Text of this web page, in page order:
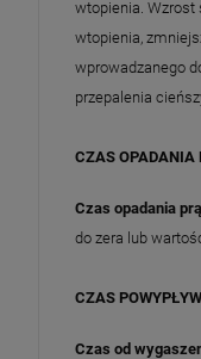
wtopienia. Wzrost
wtopienia,
wprowadzanego
przepalenia
CZAS OPADANIA
Czas opadania
do zera lub
CZAS
Czas od